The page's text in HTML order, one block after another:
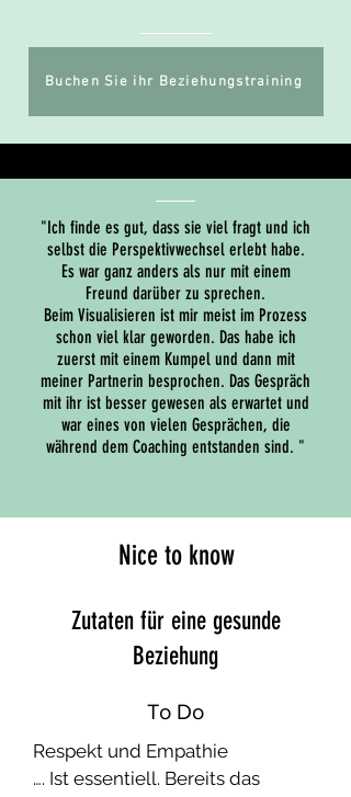
eine ungünstige Einschätzung
Im klinischen Kontext beobachten
wir einen Menschen sehr genau,
Interaktion und Diagnostik
zusammen passen. Es erschließt
sich mir nicht, warum man in einem
Beziehungscoaching/Paartherapie
wo sogar zwei Menschen ihre
Komplexität einbringen, diese
Gewissenhaftigkeit und genaues
Hinsehen aussparen sollte.
Gespräch mit mir entspannt auftritt,
sagt das nicht, ob diese Person
ist. Das sehen wir eben erst, wenn
wir mindestens bei einer Person
die Spieler kennenlernen. Zu
die Bühne tritt und die
Verhaltensregeln von ihm zu
verstehen verrät mehr.
Buchen Sie ihr Beziehungstraining
"Ich finde es gut, dass sie viel fragt und ich
selbst die Perspektivwechsel erlebt habe.
Es war ganz anders als nur mit einem
Freund darüber zu sprechen.
Beim Visualisieren ist mir meist im Prozess
schon viel klar geworden. Das habe ich
zuerst mit einem Kumpel und dann mit
meiner Partnerin besprochen. Das Gespräch
mit ihr ist besser gewesen als erwartet und
war eines von vielen Gesprächen, die
während dem Coaching entstanden sind. "
Nice to know
Zutaten für eine gesunde
Beziehung
To Do
Respekt und Empathie
…. Ist essentiell. Bereits das